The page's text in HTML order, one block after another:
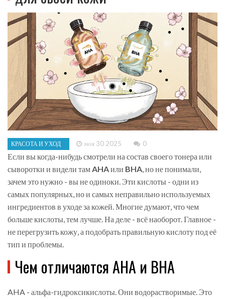
КРАСОТА И УХОД ноя 30 2025 0
Если вы когда-нибудь смотрели на состав своего тонера или
сыворотки и видели тамAHAили BHA, но не понимали,
зачем это нужно - вы не одиноки. Эти кислоты - одни из
самых популярных, но и самых неправильно используемых
ингредиентов в уходе за кожей. Многие думают, что чем
больше кислоты, тем лучше. На деле - всё наоборот. Главное -
не перегрузить кожу, а подобрать правильную кислоту под её
тип и проблемы.
Чем отличаются AHA и BHA
AHA - альфа-гидроксикислоты. Они водорастворимые. Это